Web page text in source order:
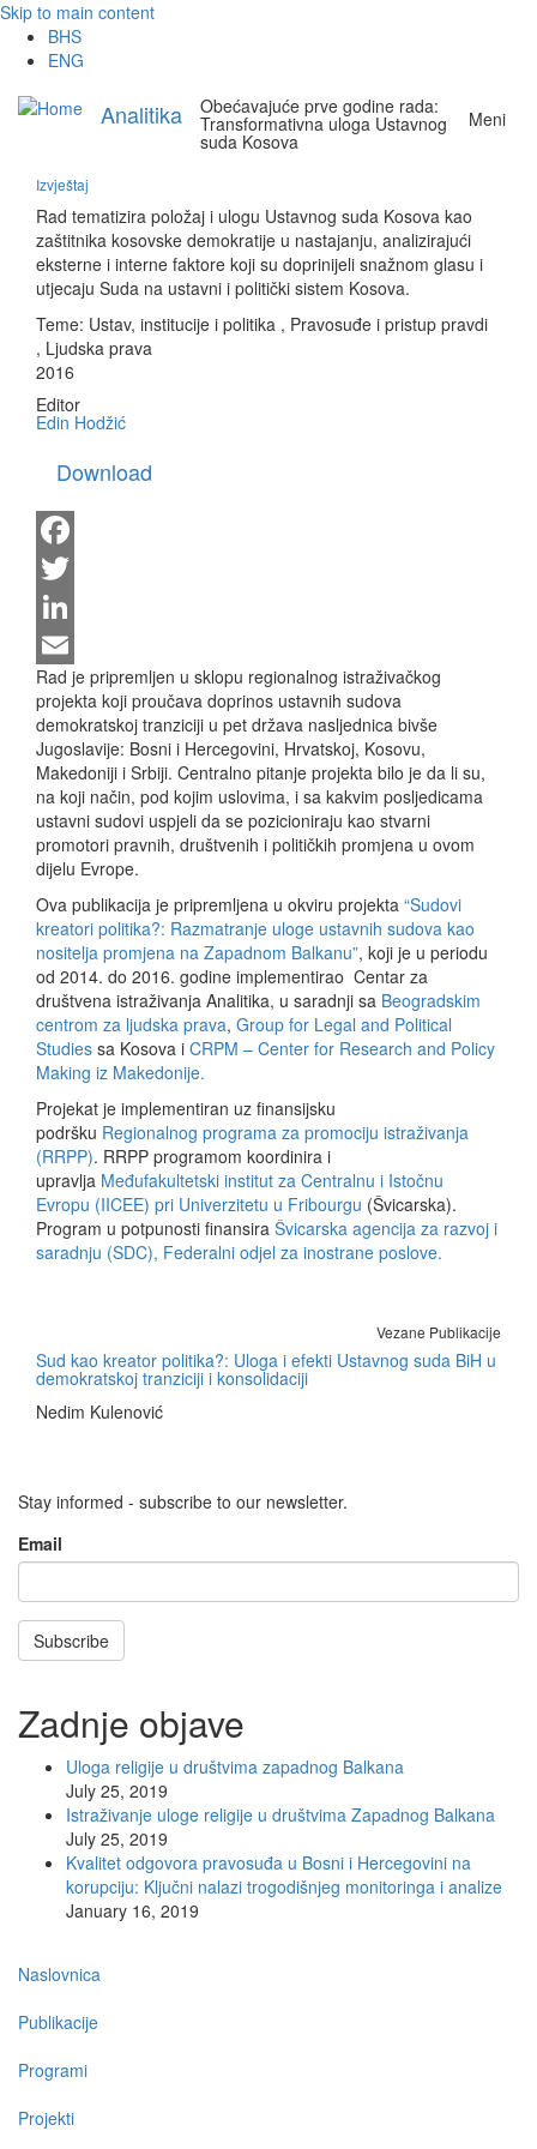
Skip to main content
BHS
ENG
Analitika Meni
Obećavajuće prve godine rada:
Transformativna uloga Ustavnog
suda Kosova
Izvještaj
Rad tematizira položaj i ulogu Ustavnog suda Kosova kao
zaštitnika kosovske demokratije u nastajanju, analizirajući
eksterne i interne faktore koji su doprinijeli snažnom glasu i
utjecaju Suda na ustavni i politički sistem Kosova.
Teme: Ustav, institucije i politika , Pravosuđe i pristup pravdi
, Ljudska prava
2016
Editor
Edin Hodžić
Download
Facebook
Twitter
LinkedIn
Email
Rad je pripremljen u sklopu regionalnog istraživačkog
projekta koji proučava doprinos ustavnih sudova
demokratskoj tranziciji u pet država nasljednica bivše
Jugoslavije: Bosni i Hercegovini, Hrvatskoj, Kosovu,
Makedoniji i Srbiji. Centralno pitanje projekta bilo je da li su,
na koji način, pod kojim uslovima, i sa kakvim posljedicama
ustavni sudovi uspjeli da se pozicioniraju kao stvarni
promotori pravnih, društvenih i političkih promjena u ovom
dijelu Evrope.
Ova publikacija je pripremljena u okviru projekta “Sudovi
kreatori politika?: Razmatranje uloge ustavnih sudova kao
nositelja promjena na Zapadnom Balkanu”, koji je u periodu
od 2014. do 2016. godine implementirao Centar za
društvena istraživanja Analitika, u saradnji sa Beogradskim
centrom za ljudska prava, Group for Legal and Political
Studies sa Kosova i CRPM – Center for Research and Policy
Making iz Makedonije.
Projekat je implementiran uz finansijsku
podršku Regionalnog programa za promociju istraživanja
(RRPP). RRPP programom koordinira i
upravlja Međufakultetski institut za Centralnu i Istočnu
Evropu (IICEE) pri Univerzitetu u Fribourgu (Švicarska).
Program u potpunosti finansira Švicarska agencija za razvoj i
saradnju (SDC), Federalni odjel za inostrane poslove.
Vezane Publikacije
Sud kao kreator politika?: Uloga i efekti Ustavnog suda BiH u
demokratskoj tranziciji i konsolidaciji
Nedim Kulenović
Stay informed - subscribe to our newsletter.
Email
Subscribe
Zadnje objave
Uloga religije u društvima zapadnog Balkana
July 25, 2019
Istraživanje uloge religije u društvima Zapadnog Balkana
July 25, 2019
Kvalitet odgovora pravosuđa u Bosni i Hercegovini na
korupciju: Ključni nalazi trogodišnjeg monitoringa i analize
January 16, 2019
Main
navigation
Naslovnica
Publikacije
Programi
Projekti